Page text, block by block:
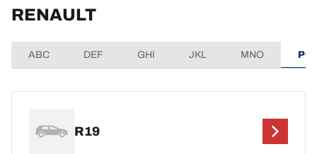
RENAULT
ABC DEF GHI JKL MNO
R19